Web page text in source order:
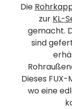
Die
zur KL-
gemacht.
sind
Dieses
wo eine